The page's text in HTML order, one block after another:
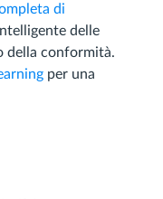
di
delle
della conformità.
per una